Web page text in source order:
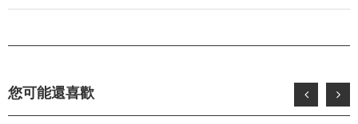
您可能還喜歡